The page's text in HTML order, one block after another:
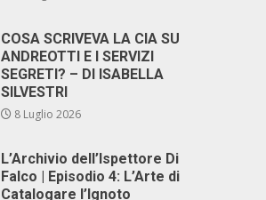
COSA SCRIVEVA LA CIA SU
ANDREOTTI E I SERVIZI
SEGRETI? – DI ISABELLA
SILVESTRI
8 Luglio 2026
L’Archivio dell’Ispettore Di
Falco | Episodio 4: L’Arte di
Catalogare l’Ignoto